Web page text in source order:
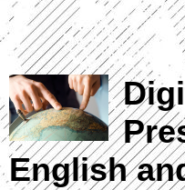
English